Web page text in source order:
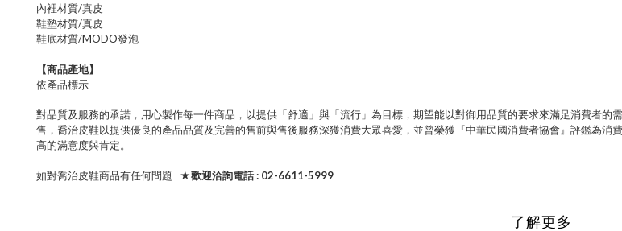
內裡材質/真皮
鞋墊材質/真皮
鞋底材質/MODO發泡
【商品產地】
依產品標示
對品質及服務的承諾，用心製作每一件商品，以提供「舒適」與「流行」為目標，期望能以對御用品質的要求來滿足消費者
售，喬治皮鞋以提供優良的產品品質及完善的售前與售後服務深獲消費大眾喜愛，並曾榮獲『中華民國消費者協會』評鑑為
高的滿意度與肯定。
如對喬治皮鞋商品有任何問題 ★歡迎洽詢電話 : 02-6611-5999
了解更多